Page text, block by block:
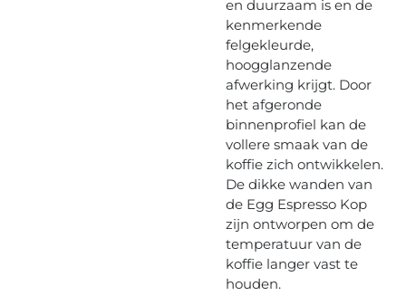
en duurzaam is en de
kenmerkende
felgekleurde,
hoogglanzende
afwerking krijgt. Door
het afgeronde
binnenprofiel kan de
vollere smaak van de
koffie zich ontwikkelen.
De dikke wanden van
de Egg Espresso Kop
zijn ontworpen om de
temperatuur van de
koffie langer vast te
houden.